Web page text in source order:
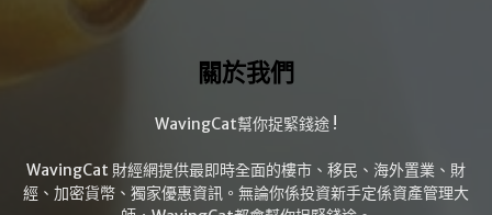
關於我們
WavingCat幫你捉緊錢途 !
WavingCat 財經網提供最即時全面的樓市、移民、海外置業、財
經、加密貨幣、獨家優惠資訊。無論你係投資新手定係資產管理大